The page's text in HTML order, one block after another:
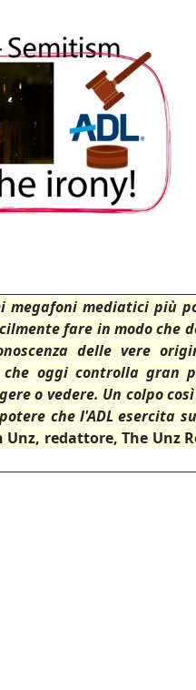
megafoni mediatici più
fare in modo che
delle vere
che oggi controlla
o vedere. Un colpo
che l'ADL esercita
Unz, redattore,